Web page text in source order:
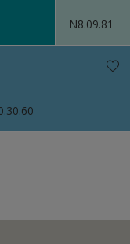
N8.09.81